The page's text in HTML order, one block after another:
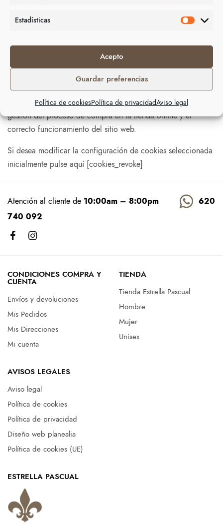
Estadísticas
Acepto
Guardar preferencias
Política de cookiesPolítica de privacidadAviso legal
no pueda usar la plena funcionabilidad de este website.
de información acerca de usted por Google en la forma y
para los fines arriba indicados.
Nuestra web utiliza únicamente cookies analíticas para la
medición de las visitas recibidas y técnicas necesarias para la
gestión del proceso de compra en la tienda online y el
correcto funcionamiento del sitio web.
Si desea modificar la configuración de cookies seleccionada
inicialmente pulse aquí [cookies_revoke]
Atención al cliente de 10:00am – 8:00pm
620
740 092
CONDICIONES COMPRA Y
CUENTA
Envíos y devoluciones
Mis Pedidos
Mis Direcciones
Mi cuenta
TIENDA
Tienda Estrella Pascual
Hombre
Mujer
Unisex
AVISOS LEGALES
Aviso legal
Política de cookies
Política de privacidad
Diseño web planealia
Política de cookies (UE)
ESTRELLA PASCUAL